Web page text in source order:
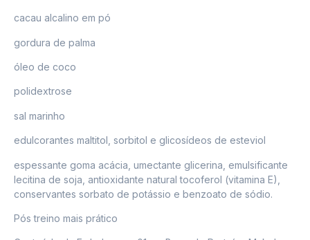
cacau alcalino em pó
gordura de palma
óleo de coco
polidextrose
sal marinho
edulcorantes maltitol, sorbitol e glicosídeos de esteviol
espessante goma acácia, umectante glicerina, emulsificante
lecitina de soja, antioxidante natural tocoferol (vitamina E),
conservantes sorbato de potássio e benzoato de sódio.
Pós treino mais prático